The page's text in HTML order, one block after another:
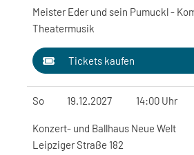
Meister Eder und sein Pumuckl -
Theatermusik
Tickets kaufen
So 19.12.2027 14:00 Uhr
Konzert- und Ballhaus Neue Welt
Leipziger Straße 182